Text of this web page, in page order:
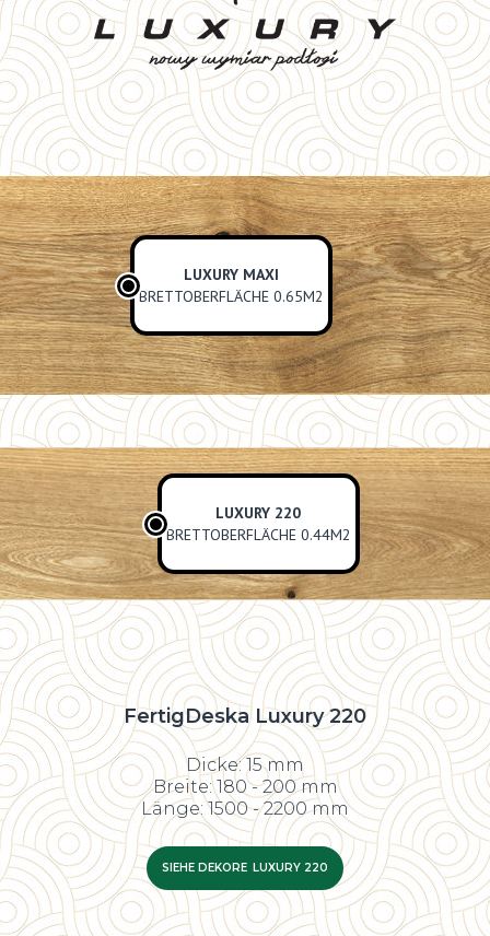
LUXURY MAXI
BRETTOBERFLÄCHE 0.65M2
LUXURY 220
BRETTOBERFLÄCHE 0.44M2
FertigDeska Luxury 220
Dicke: 15 mm
Breite: 180 - 200 mm
Länge: 1500 - 2200 mm
SIEHE DEKORE LUXURY 220